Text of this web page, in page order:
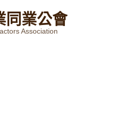
同業公會
Association